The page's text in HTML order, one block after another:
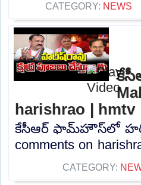
CATEGORY: NEWS
harishrao | hmtv
కేసీఆర్ ఫామ్‌హౌస్‌లో
comments on
CATEGORY: